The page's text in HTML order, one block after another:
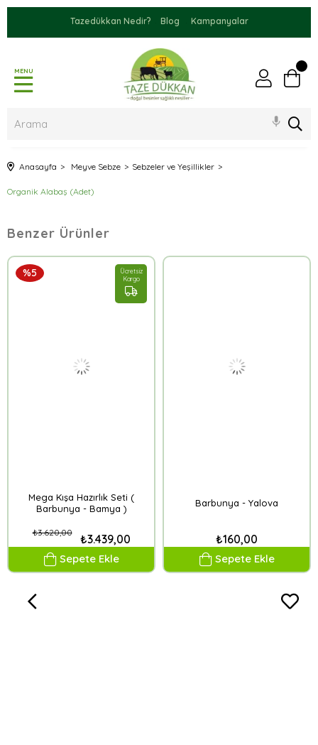
Tazedükkan Nedir? Blog Kampanyalar
MENU
Anasayfa Meyve Sebze Sebzeler ve Yeşillikler
Organik Alabaş (Adet)
Benzer Ürünler
Mega Kışa Hazırlık Seti (
Barbunya - Bamya )
₺3.439,00
₺3.620,00
Sepete Ekle
Ücretsiz
Kargo
%5
Barbunya - Yalova
₺160,00
Sepete Ekle